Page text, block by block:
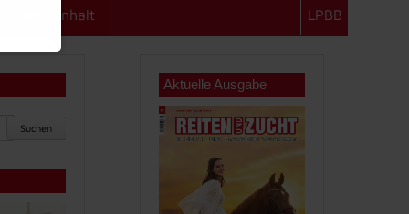
Anhalt LPBB
Suchen
Aktuelle Ausgabe